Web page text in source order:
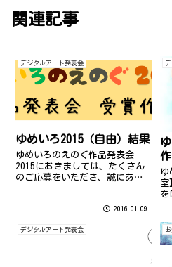
関連記事
デジタルアート発表会
ゆめいろ2015（自由）結果
ゆめいろのえのぐ作品発表会
2015におきましては、たくさん
のご応募をいただき、誠にあり
たしました。 ※受賞作品の著作
します。転載・配布などはおや
2016.01.09
デ
ゆ
室
を
室
に
デジタルアート発表会